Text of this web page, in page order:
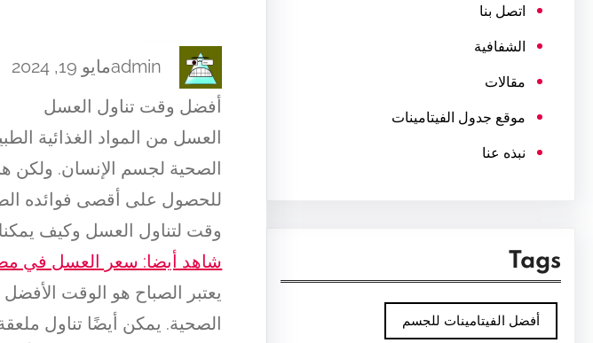
اتصل بنا
الشفافية
مقالات
موقع جدول الفيتامينات
نبذه عنا
Tags
أفضل الفيتامينات للجسم
adminمايو 19, 2024
أفضل وقت تناول العسل
العسل من المواد الغذائية
الصحية لجسم الإنسان. ولكن
للحصول على أقصى فوائده
وقت لتناول العسل وكيف
شاهد أيضا: سعر العسل في
يعتبر الصباح هو الوقت
الصحية. يمكن أيضًا تناول